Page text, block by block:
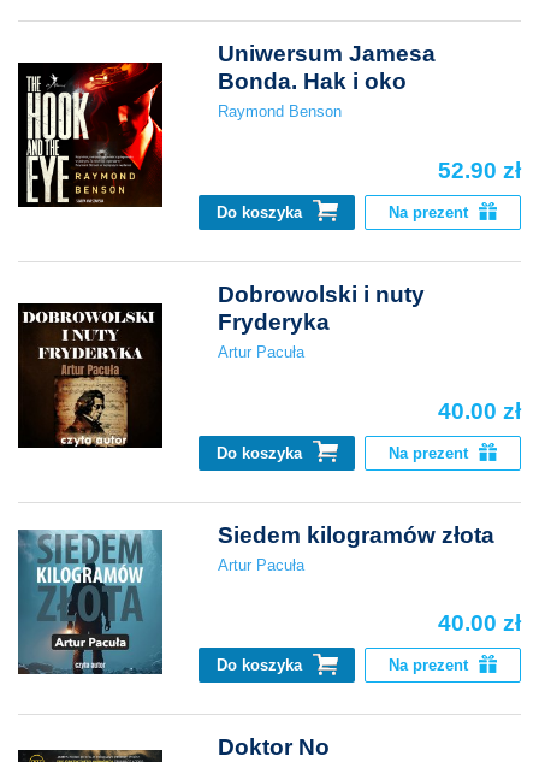
Uniwersum Jamesa
Bonda. Hak i oko
Raymond Benson
52.90 zł
Do koszyka Na prezent
Dobrowolski i nuty
Fryderyka
Artur Pacuła
40.00 zł
Do koszyka Na prezent
Siedem kilogramów złota
Artur Pacuła
40.00 zł
Do koszyka Na prezent
Doktor No